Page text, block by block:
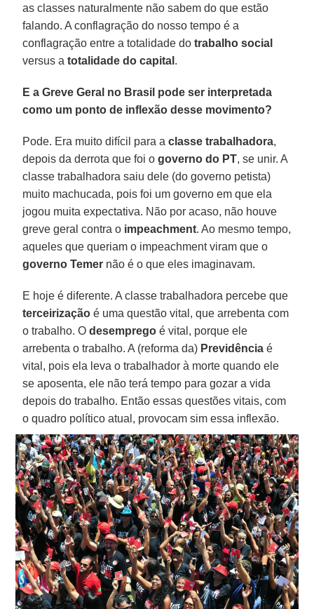
as classes naturalmente não sabem do que estão
falando. A conflagração do nosso tempo é a
conflagração entre a totalidade dotrabalho social
versus a totalidade do capital .
E a Greve Geral no Brasil pode ser interpretada
como um ponto de inflexão desse movimento?
Pode. Era muito difícil para aclasse trabalhadora,
depois da derrota que foi ogoverno do PT, se unir. A
classe trabalhadora saiu dele (do governo petista)
muito machucada, pois foi um governo em que ela
jogou muita expectativa. Não por acaso, não houve
greve geral contra o impeachment. Ao mesmo tempo,
aqueles que queriam o impeachment viram que o
governo Temer não é o que eles imaginavam.
E hoje é diferente. A classe trabalhadora percebe que
terceirização é uma questão vital, que arrebenta com
o trabalho. Odesemprego é vital, porque ele
arrebenta o trabalho. A (reforma da) Previdência é
vital, pois ela leva o trabalhador à morte quando ele
se aposenta, ele não terá tempo para gozar a vida
depois do trabalho. Então essas questões vitais, com
o quadro político atual, provocam sim essa inflexão.